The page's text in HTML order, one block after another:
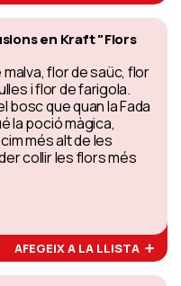
en Kraft "Flors
flor de saüc, flor
i flor de farigola.
bosc que quan la Fada
la poció màgica,
més alt de les
collir les flors més
AFEGEIX A LA LLISTA